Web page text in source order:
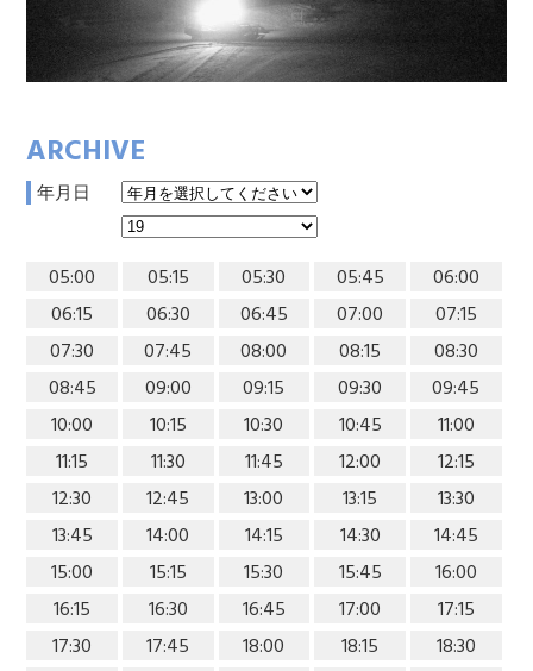
ARCHIVE
年月日
05:00 05:15 05:30 05:45
06:00
06:15
06:30 06:45 07:00
07:15
07:30
07:45 08:00 08:15
08:30
08:45
09:00 09:15 09:30
09:45
10:00
10:15 10:30 10:45
11:00
11:15
11:30 11:45 12:00
12:15
12:30
12:45 13:00 13:15
13:30
13:45
14:00 14:15 14:30
14:45
15:00
15:15 15:30 15:45
16:00
16:15
16:30 16:45 17:00
17:15
17:30
17:45 18:00 18:15
18:30